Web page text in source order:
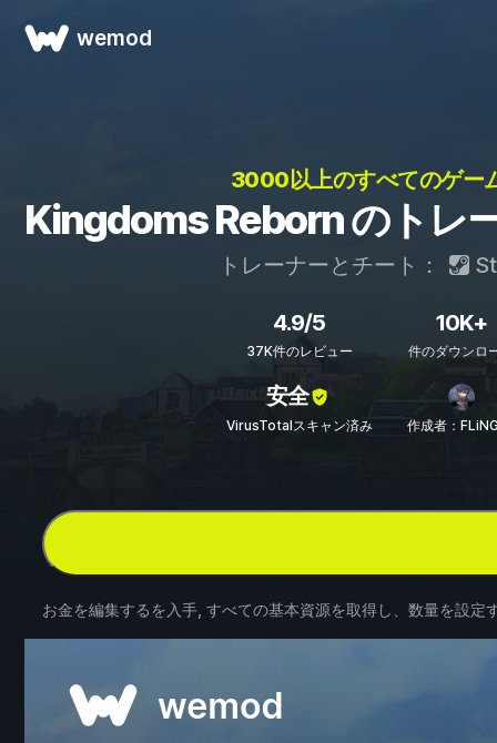
wemod
3000以上のすべてのゲー
Kingdoms Reborn のトレ
トレーナーとチート：
4.9/5
37K件のレビュー
10K+
件のダウンロ
安全
VirusTotalスキャン済み 作成者：
お金を編集するを入手, すべての基本資源を取得し、数量を設定